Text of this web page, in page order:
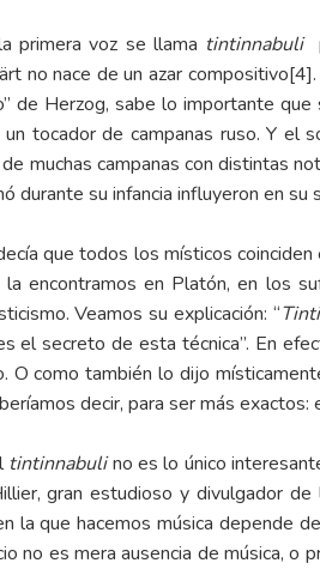
primera voz se llama tintinnabuli
no nace de un azar compositivo[4]
de Herzog, sabe lo importante
tocador de campanas ruso. Y el
muchas campanas con distintas
durante su infancia influyeron en su
que todos los místicos
la encontramos en Platón, en los
Veamos su explicación: “
el secreto de esta técnica”. En
O como también lo dijo
decir, para ser más
tintinnabulino es lo único
gran estudioso y divulgador
la que hacemos música depende
no es mera ausencia de música, o